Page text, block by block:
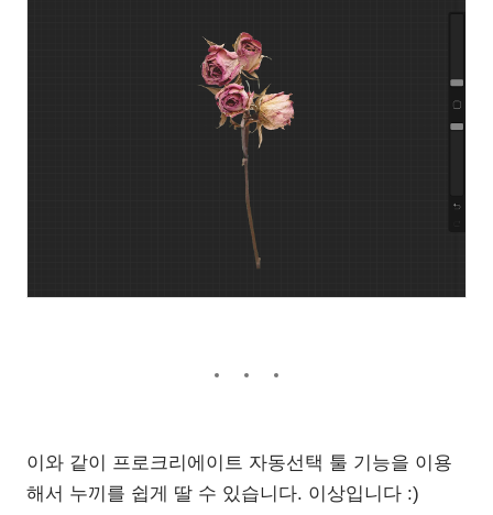
이와 같이 프로크리에이트 자동선택 툴 기능을 이용
해서 누끼를 쉽게 딸 수 있습니다. 이상입니다 :)